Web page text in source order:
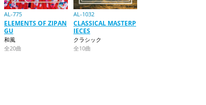
AL-775
ELEMENTS OF ZIPAN
GU
和風
全20曲
AL-1032
CLASSICAL MASTERP
IECES
クラシック
全10曲